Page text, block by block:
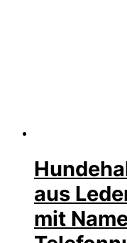
aus
mit